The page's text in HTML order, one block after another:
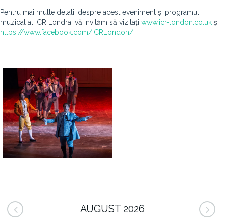
Pentru mai multe detalii despre acest eveniment și programul
muzical al ICR Londra, vă invităm să vizitați www.icr-london.co.uk şi
https://www.facebook.com/ICRLondon/
AUGUST 2026